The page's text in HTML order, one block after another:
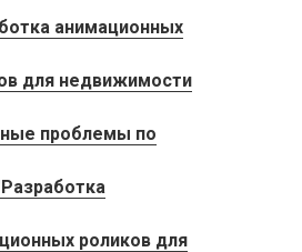
анимационных
для недвижимости
проблемы по
роликов для